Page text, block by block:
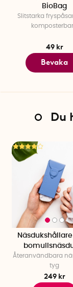
BioBag
Slitstarka
49 kr
Bevaka
Du
Återanvändbara
tyg
249 kr